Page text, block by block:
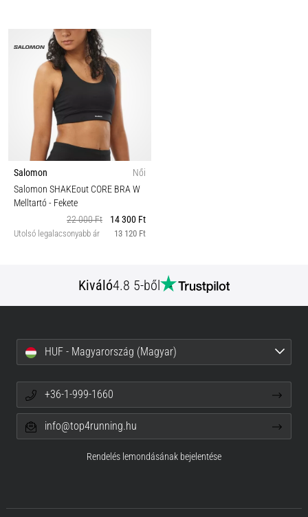
Salomon
Női
Salomon SHAKEout CORE BRA W
Melltartó- Fekete
22 000 Ft
14 300 Ft
Utolsó legalacsonyabb ár 13 120 Ft
Kiváló4.8 5-ből
HUF - Magyarország (Magyar)
+36-1-999-1660
info@top4running.hu
Rendelés lemondásának bejelentése